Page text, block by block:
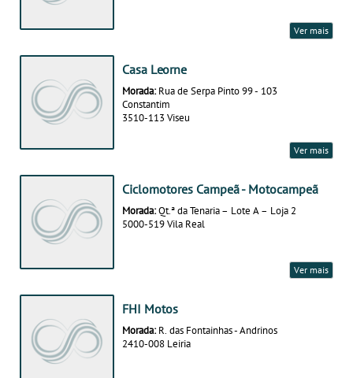
Ver mais
Casa Leorne
Morada: Rua de Serpa Pinto 99 - 103
Constantim
3510-113 Viseu
Ver mais
Ciclomotores Campeã - Motocampeã
Morada:Qt.ª da Tenaria – Lote A – Loja 2
5000-519 Vila Real
Ver mais
FHI Motos
Morada: R. das Fontainhas - Andrinos
2410-008 Leiria